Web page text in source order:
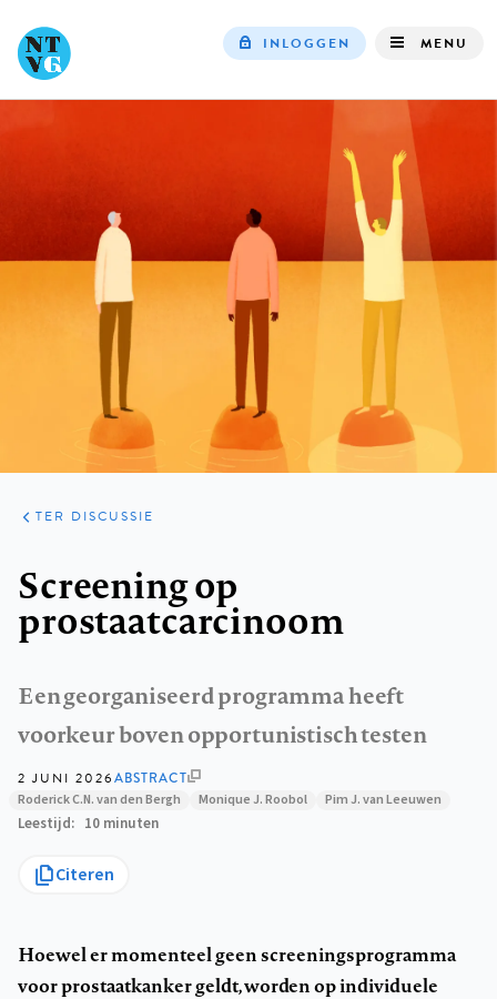
navigation
INLOGGEN MENU
Een georganiseerd programma heeft
voorkeur boven opportunistisch testen
ARTIKELEN
OPINIE
TER DISCUSSIE
Screening op
prostaatcarcinoom
2 JUNI 2026ABSTRACT
Roderick C.N. van den Bergh
Monique J. Roobol Pim J. van Leeuwen
Leestijd 10 minuten
Citeren
Hoewel er momenteel geen screeningsprogramma
voor prostaatkanker geldt, worden op individuele